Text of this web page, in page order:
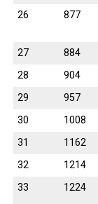
26
877
27
884
28
904
29
957
30
1008
31
1162
32
1214
33
1224